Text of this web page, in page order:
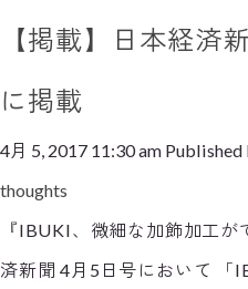
【掲載】日本経済
に掲載
4月 5, 2017 11:30 am Published
thoughts
『IBUKI、微細な加飾加工
済新聞 4月5日号において 「